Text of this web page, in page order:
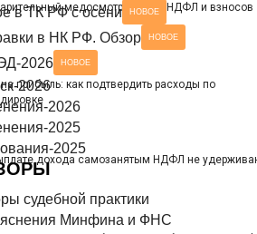
в ТК РФ с осени НОВОЕ
в НК РФ. Обзор НОВОЕ
2026 НОВОЕ
2026
2026
2025
2025
судебной практики
Минфина и ФНС
медосмотр: уплата НДФЛ и взносов
прибыль: как подтвердить расходы по
дохода самозанятым НДФЛ не